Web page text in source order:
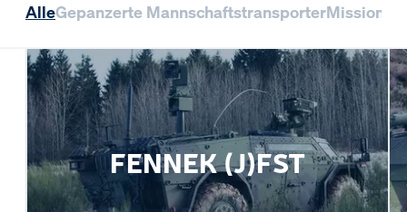
AlleGepanzerte Mannschaftstransporter
FENNEK (J)FST